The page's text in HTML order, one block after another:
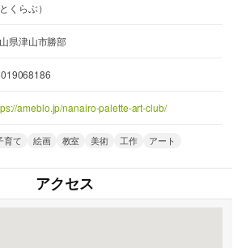
くらぶ）
県津山市勝部
ameblo.jp/nanairo-palette-art-club/
育て 絵画 教室 美術 工作 アート
アクセス